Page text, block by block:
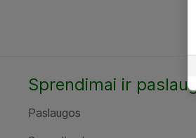
Sprendimai ir
Paslaugos